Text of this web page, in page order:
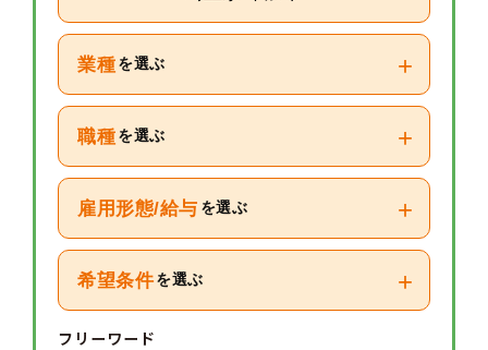
業種 を選ぶ +
職種 を選ぶ +
雇用形態/給与 を選ぶ +
希望条件 を選ぶ +
フリーワード